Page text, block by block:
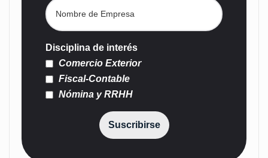
Disciplina de interés
Comercio Exterior
Fiscal-Contable
Nómina y RRHH
Suscribirse